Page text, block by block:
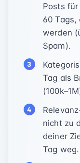
Posts
60
werden
Spam).
Tag als
nicht zu
deiner
Tag weg.